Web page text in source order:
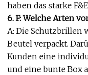
haben das starke
6. F: Welche Arten
A: Die Schutzbrillen
Beutel verpackt.
Kunden eine
und eine bunte Box